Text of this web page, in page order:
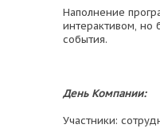
Наполнение
интерактивом, но
события.
День Компании:
Участники: